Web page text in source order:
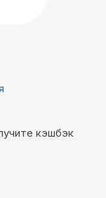
кэшбэк